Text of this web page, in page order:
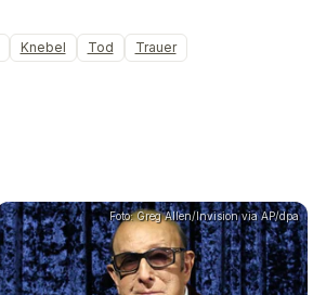
Knebel Tod Trauer
Foto: Greg Allen/Invision via AP/dpa